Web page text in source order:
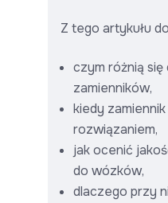
Z tego artykułu
czym różnią
zamienników,
kiedy
rozwiązaniem,
jak ocenić
do wózków,
dlaczego przy